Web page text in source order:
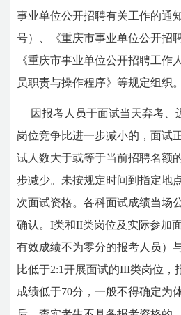
事业单位公开招聘有关工作的通
号）、《重庆市事业单位公开招
《重庆市事业单位公开招聘工作
员职责与操作程序》等规定组织。
因报考人员于面试当天弃考、
岗位竞争比进一步减小的，面试
试人数大于或等于当前招聘名额
步减少。未按规定时间到指定地
次面试资格。各科面试成绩当场
确认。I类和II类岗位及实际参加
有效成绩不为零分的报考人员）
比低于2:1开展面试的III类岗位，
成绩低于70分，一般不得确定为